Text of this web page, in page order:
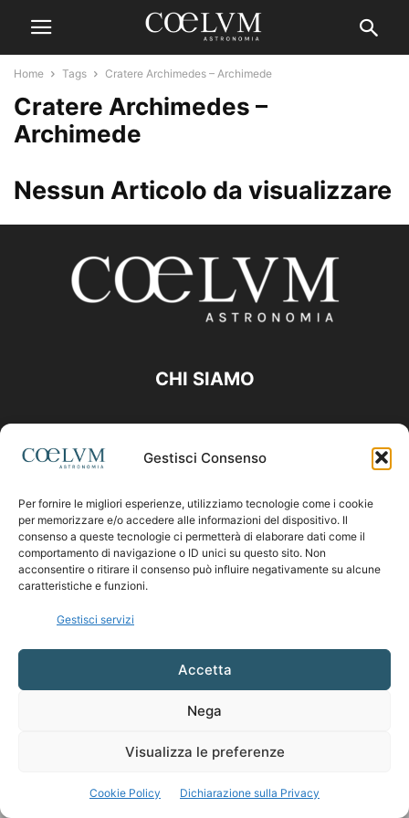
Gestisci Consenso
Per fornire le migliori esperienze, utilizziamo tecnologie come i cookie
per memorizzare e/o accedere alle informazioni del dispositivo. Il
consenso a queste tecnologie ci permetterà di elaborare dati come il
comportamento di navigazione o ID unici su questo sito. Non
acconsentire o ritirare il consenso può influire negativamente su alcune
caratteristiche e funzioni.
Gestisci servizi
Accetta
Nega
Visualizza le preferenze
Cookie Policy Dichiarazione sulla Privacy
Home Tags Cratere Archimedes – Archimede
Cratere Archimedes –
Archimede
Nessun Articolo da visualizzare
CHI SIAMO